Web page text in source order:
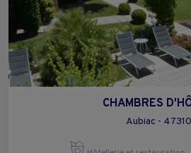
CHAMBRES
Aubiac - 47310